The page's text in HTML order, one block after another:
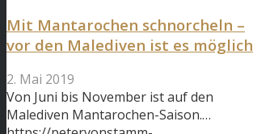
Mit Mantarochen schnorcheln –
vor den Malediven ist es möglich
2. Mai 2019
Von Juni bis November ist auf den
Malediven Mantarochen-Saison.…